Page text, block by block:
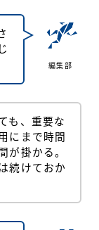
編集部
も、重要な
にまで時間
が掛かる。
続けておか